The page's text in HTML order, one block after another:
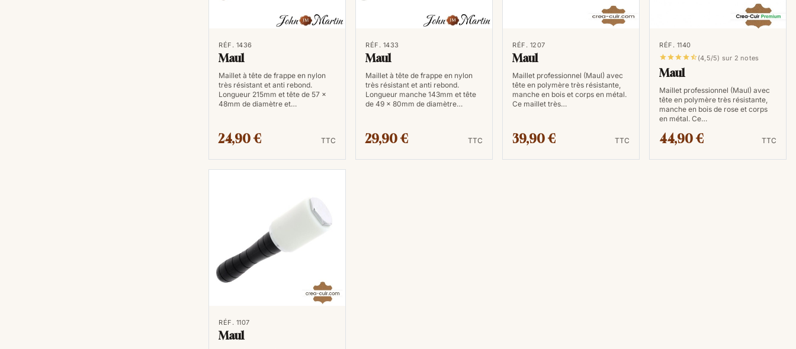
RÉF. 1436
Maul
Maillet à tête de frappe en nylon
très résistant et anti rebond.
Longueur 215mm et tête de 57 x
48mm de diamètre et…
24,90 € TTC
RÉF. 1433
Maul
Maillet à tête de frappe en nylon
très résistant et anti rebond.
Longueur manche 143mm et tête
de 49 x 80mm de diamètre…
29,90 € TTC
RÉF. 1207
Maul
Maillet professionnel (Maul) avec
tête en polymère très résistante,
manche en bois et corps en métal.
Ce maillet très…
39,90 € TTC
RÉF. 1140
(4,5/5) sur 2 notes
Maul
Maillet professionnel (Maul) avec
tête en polymère très résistante,
manche en bois de rose et corps
en métal. Ce…
44,90 € TTC
RÉF. 1107
Maul